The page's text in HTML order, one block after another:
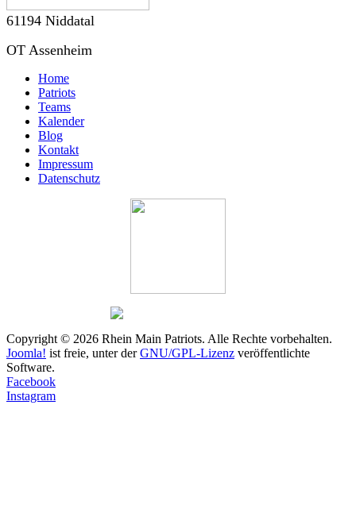
61194 Niddatal
OT Assenheim
Home
Patriots
Teams
Kalender
Blog
Kontakt
Impressum
Datenschutz
Copyright © 2026 Rhein Main Patriots. Alle Rechte vorbehalten.
Joomla! ist freie, unter derGNU/GPL-Lizenz veröffentlichte
Software.
Facebook
Instagram